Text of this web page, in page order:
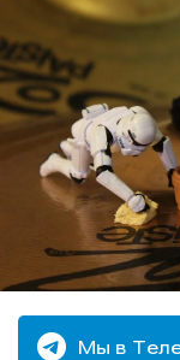
Мы в